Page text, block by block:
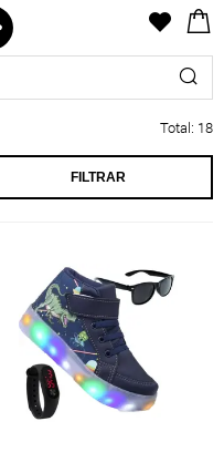
Total: 18
FILTRAR